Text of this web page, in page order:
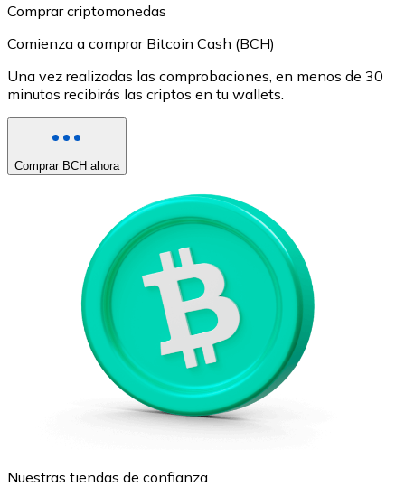
Comprar criptomonedas
Comienza a comprar Bitcoin Cash (BCH)
Una vez realizadas las comprobaciones, en menos de 30
minutos recibirás las criptos en tu wallets.
Comprar BCH ahora
Nuestras tiendas de confianza